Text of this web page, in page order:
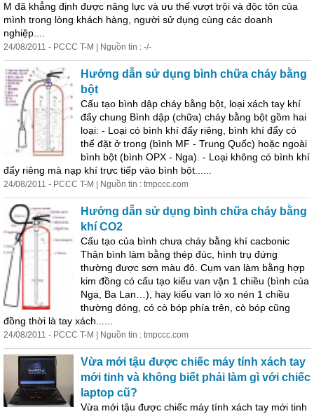
M đã khẳng định được năng lực và ưu thế vượt trội và độc tôn của
mình trong lòng khách hàng, người sử dụng cùng các doanh
nghiệp....
24/08/2011 - PCCC T-M | Nguồn tin : -/-
Hướng dẫn sử dụng bình chữa cháy bằng
bột
Cấu tạo bình dập cháy bằng bột, loại xách tay khí
đẩy chung Bình dập (chữa) cháy bằng bột gồm hai
loại: - Loại có bình khí đẩy riêng, bình khí đẩy có
thể đặt ở trong (bình MF - Trung Quốc) hoặc ngoài
bình bột (bình OPX - Nga). - Loại không có bình khí
đẩy riêng mà nạp khí trực tiếp vào bình bột......
24/08/2011 - PCCC T-M | Nguồn tin : tmpccc.com
Hướng dẫn sử dụng bình chữa cháy bằng
khí CO2
Cấu tạo của bình chưa cháy bằng khí cacbonic
Thân bình làm bằng thép đúc, hình trụ đứng
thường được sơn màu đỏ. Cụm van làm bằng hợp
kim đồng có cấu tạo kiểu van vặn 1 chiều (bình của
Nga, Ba Lan…), hay kiểu van lò xo nén 1 chiều
thường đóng, có cò bóp phía trên, cò bóp cũng
đồng thời là tay xách......
24/08/2011 - PCCC T-M | Nguồn tin : tmpccc.com
Vừa mới tậu được chiếc máy tính xách tay
mới tinh và không biết phải làm gì với chiếc
laptop cũ?
Vừa mới tậu được chiếc máy tính xách tay mới tinh